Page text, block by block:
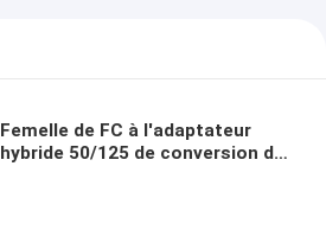
Femelle de FC à l'adaptateur
hybride 50/125 de conversion de